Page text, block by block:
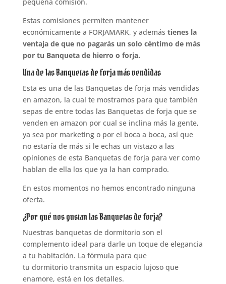
Estas comisiones permiten mantener
económicamente a FORJAMARK, y además tienes la
ventaja de que no pagarás un solo céntimo de más
por tu Banqueta de hierro o forja.
Una de las Banquetas de forja más vendidas
Esta es una de las Banquetas de forja más vendidas
en amazon, la cual te mostramos para que también
sepas de entre todas las Banquetas de forja que se
venden en amazon por cual se inclina más la gente,
ya sea por marketing o por el boca a boca, así que
no estaría de más si le echas un vistazo a las
opiniones de esta Banquetas de forja para ver como
hablan de ella los que ya la han comprado.
En estos momentos no hemos encontrado ninguna
oferta.
¿Por qué nos gustan las Banquetas de forja?
Nuestras banquetas de dormitorio son el
complemento ideal para darle un toque de elegancia
a tu habitación. La fórmula para que
tu dormitorio transmita un espacio lujoso que
enamore, está en los detalles.